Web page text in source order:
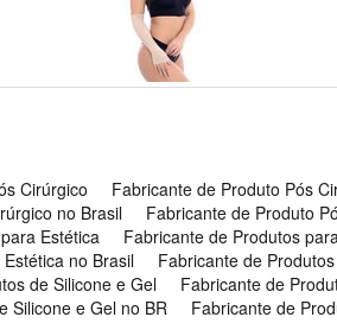
Cirúrgico Fabricante de Produto Pós
no Brasil
Fabricante de Produto
Estética Fabricante de Produtos
no Brasil
Fabricante de
de Silicone e Gel
Fabricante de
Silicone e Gel no BR
Fabricante de